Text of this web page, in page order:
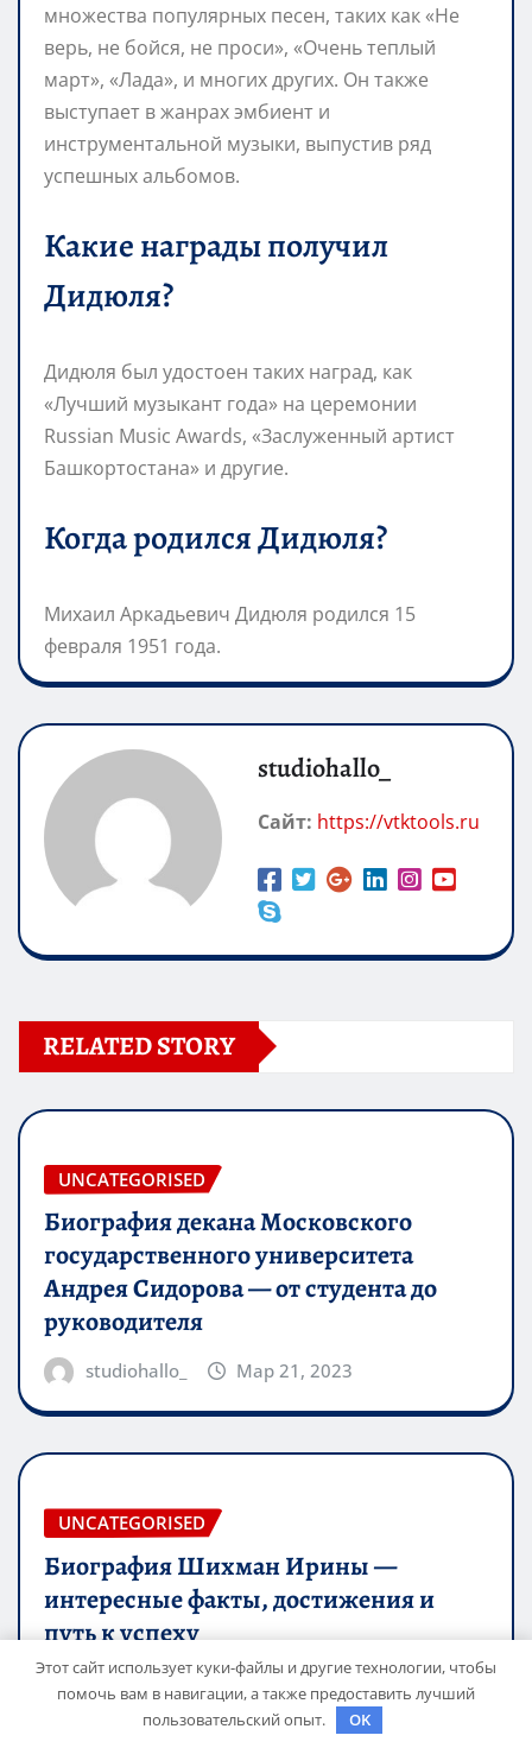
множества популярных песен, таких как «Не
верь, не бойся, не проси», «Очень теплый
март», «Лада», и многих других. Он также
выступает в жанрах эмбиент и
инструментальной музыки, выпустив ряд
успешных альбомов.
Какие награды получил
Дидюля?
Дидюля был удостоен таких наград, как
«Лучший музыкант года» на церемонии
Russian Music Awards, «Заслуженный артист
Башкортостана» и другие.
Когда родился Дидюля?
Михаил Аркадьевич Дидюля родился 15
февраля 1951 года.
studiohallo_
Сайт: https://vtktools.ru
RELATED STORY
UNCATEGORISED
Биография декана Московского
государственного университета
Андрея Сидорова — от студента до
руководителя
studiohallo_ Мар 21, 2023
UNCATEGORISED
Биография Шихман Ирины —
интересные факты, достижения и
путь к успеху
studiohallo_ Мар 21, 2023
Этот сайт использует куки-файлы и другие технологии, чтобы
помочь вам в навигации, а также предоставить лучший
пользовательский опыт.
OK